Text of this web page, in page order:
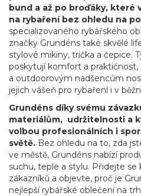
bund a až po broďáky, které
na rybaření bez ohledu na
specializovaného rybářského
značky Grundéns také skvělé
stylové mikiny, trička a čepice.
poskytují komfort a
a outdoorovým nadšencům
jejich vášeň pro rybaření i v
Grundéns díky svému
materiálům, udržitelnosti a
volbou profesionálních i
světě. Bez ohledu na to, zda
ve městě, Grundéns nabízí
suchu, teple a stylu. Přidejte
zákazníků a objevte, proč je
nejlepší rybářské oblečení na